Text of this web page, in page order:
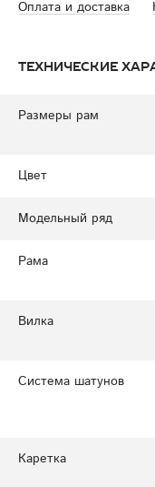
Оплата и доставка
Технические
Размеры рам
Цвет
Модельный ряд
Рама
Вилка
Система шатунов
Каретка